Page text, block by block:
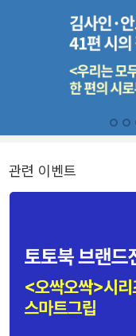
관련 이벤트